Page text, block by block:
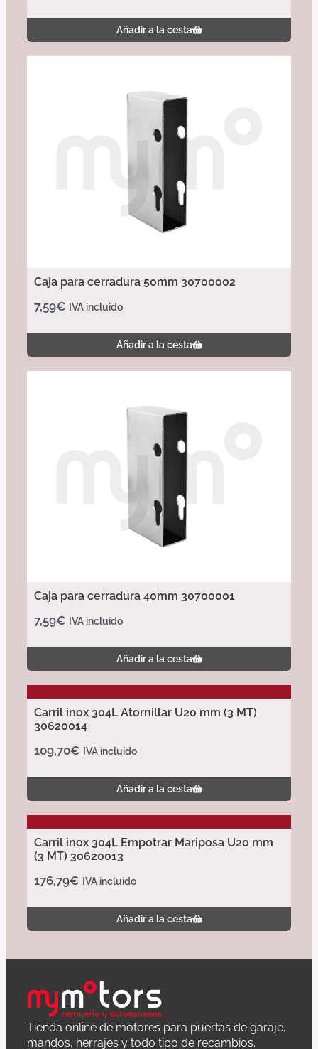
Añadir a la cesta
Caja para cerradura 50mm 30700002
7,59€ IVA incluido
Añadir a la cesta
Caja para cerradura 40mm 30700001
7,59€ IVA incluido
Añadir a la cesta
Carril inox 304L Atornillar U20 mm (3 MT)
30620014
109,70€ IVA incluido
Añadir a la cesta
Carril inox 304L Empotrar Mariposa U20 mm
(3 MT) 30620013
176,79€ IVA incluido
Añadir a la cesta
Tienda online de motores para puertas de garaje,
mandos, herrajes y todo tipo de recambios.